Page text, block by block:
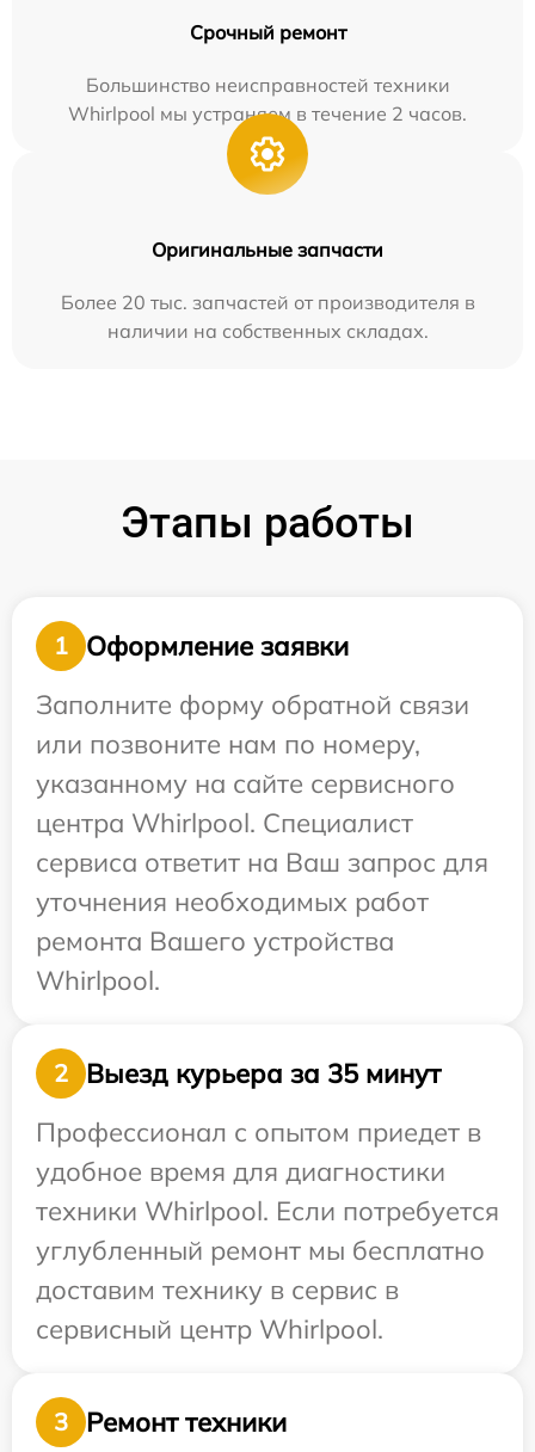
Срочный ремонт
Большинство неисправностей техники
Whirlpool мы устраняем в течение 2 часов.
Оригинальные запчасти
Более 20 тыс. запчастей от производителя в
наличии на собственных складах.
Этапы работы
1
Оформление заявки
Заполните форму обратной связи
или позвоните нам по номеру,
указанному на сайте сервисного
центра Whirlpool. Специалист
сервиса ответит на Ваш запрос для
уточнения необходимых работ
ремонта Вашего устройства
Whirlpool.
2
Выезд курьера за 35 минут
Профессионал с опытом приедет в
удобное время для диагностики
техники Whirlpool. Если потребуется
углубленный ремонт мы бесплатно
доставим технику в сервис в
сервисный центр Whirlpool.
3
Ремонт техники